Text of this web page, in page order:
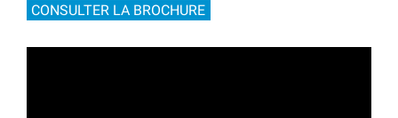
CONSULTER LA BROCHURE